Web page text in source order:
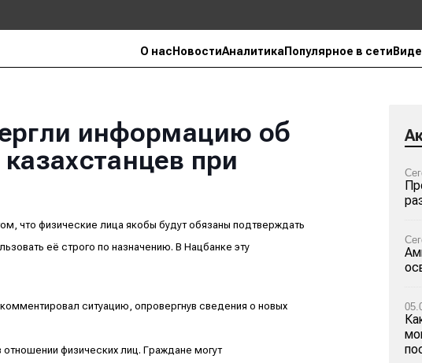
О нас НовостиАналитика Популярное в сети
информацию об
при
что физические лица якобы будут обязаны подтверждать
её строго по назначению. В Нацбанке эту
ситуацию, опровергнув сведения о новых
физических лиц. Граждане могут